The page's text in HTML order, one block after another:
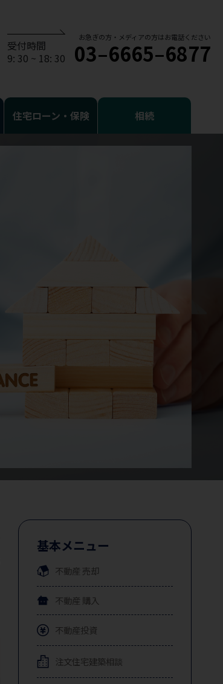
受付時間
9: 30 ~ 18: 30
お急ぎの方・メディアの方はお電話ください
03–6665–6877
住宅ローン・保険 相続
基本メニュー
不動産 売却
不動産 購入
不動産投資
注文住宅建築相談